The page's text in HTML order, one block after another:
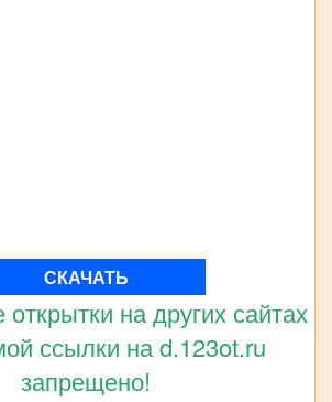
СКАЧАТЬ
на других сайтах
ссылки на d.123ot.ru
запрещено!